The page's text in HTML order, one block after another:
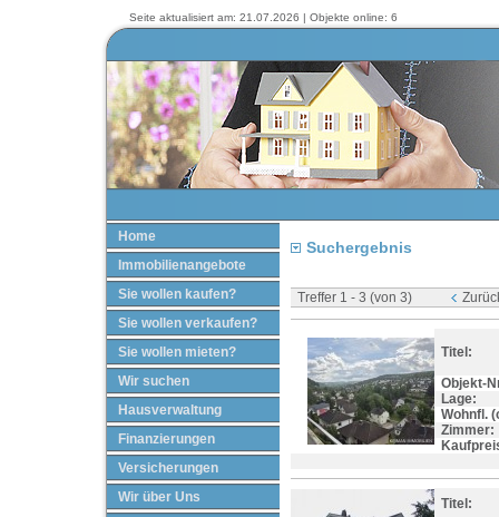
Seite aktualisiert am: 21.07.2026 | Objekte online: 6
Home
Immobilienangebote
Sie wollen kaufen?
Sie wollen verkaufen?
Sie wollen mieten?
Wir suchen
Hausverwaltung
Finanzierungen
Versicherungen
Wir über Uns
Suchergebnis
Treffer 1 - 3 (von 3)
Titel:
Objekt-
Lage:
Wohnfl.
Zimmer:
Titel: